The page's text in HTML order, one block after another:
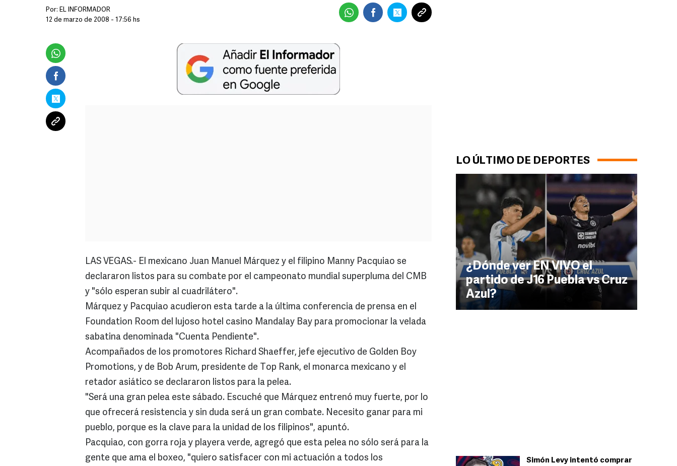
LO ÚLTIMO DE DEPORTES
¿Dónde ver EN VIVO el
partido de J16 Puebla vs Cruz
Azul?
Simón Levy intentó comprar
Por: EL INFORMADOR
12 de marzo de 2008 - 17:56 hs
LAS VEGAS.- El mexicano Juan Manuel Márquez y el filipino Manny Pacquiao se
declararon listos para su combate por el campeonato mundial superpluma del CMB
y "sólo esperan subir al cuadrilátero".
Márquez y Pacquiao acudieron esta tarde a la última conferencia de prensa en el
Foundation Room del lujoso hotel casino Mandalay Bay para promocionar la velada
sabatina denominada "Cuenta Pendiente".
Acompañados de los promotores Richard Shaeffer, jefe ejecutivo de Golden Boy
Promotions, y de Bob Arum, presidente de Top Rank, el monarca mexicano y el
retador asiático se declararon listos para la pelea.
"Será una gran pelea este sábado. Escuché que Márquez entrenó muy fuerte, por lo
que ofrecerá resistencia y sin duda será un gran combate. Necesito ganar para mi
pueblo, porque es la clave para la unidad de los filipinos", apuntó.
Pacquiao, con gorra roja y playera verde, agregó que esta pelea no sólo será para la
gente que ama el boxeo, "quiero satisfacer con mi actuación a todos los